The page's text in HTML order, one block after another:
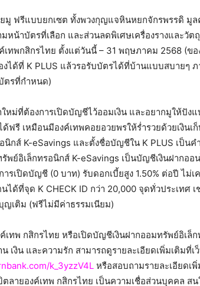
มู ฟรีแบบยกเซต ทั้งพวงกุญแจหินหยกจักรพรรดิ มู
น้าบัตรที่เลือก และส่วนลดพิเศษเครื่องรางและวัต
เทพกสิกรไทย ตั้งแต่วันนี้ – 31 พฤษภาคม 2568 (ข
งได้ที่ K PLUS แล้วรอรับบัตรได้ที่บ้านแบบสบายๆ
ตรที่กำหนด)
หม่ที่ต้องการเปิดบัญชีไว้ออมเงิน และอยากมูให้ปัง
ฟรี เหมือนมีองค์เทพคอยอวยพรให้ร่ำรวยด้วยเงิน
นิกส์ K-eSavings และตั้งชื่อบัญชีใน K PLUS เป็นค
พย์อิเล็กทรอนิกส์ K-eSavings เป็นบัญชีเงินฝากอ
รเปิดบัญชี (0 บาท) รับดอกเบี้ยสูง 1.50% ต่อปี ไ
ได้ที่จุด K CHECK ID กว่า 20,000 จุดทั่วประเทศ
ญเติม (ฟรีไม่มีค่าธรรมเนียม)
เทพ กสิกรไทย หรือเปิดบัญชีเงินฝากออมทรัพย์อิเ
เงิน และความรัก สามารถดูรายละเอียดเพิ่มเติมที่
k_3yzzV4L หรือสอบถามรายละเอียดเ
ลายองค์เทพ กสิกรไทย เป็นความเชื่อส่วนบุคคล ส